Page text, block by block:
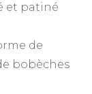
et patiné
de
bobèches